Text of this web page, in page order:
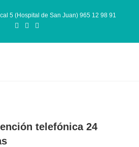
5 (Hospital de San Juan) 965 12 98 91
telefónica 24